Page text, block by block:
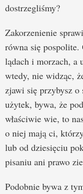
dostrzegliśmy?
Zakorzenienie
równa się
lądach i morzach, a
wtedy, nie widząc,
zjawi się przybysz
użytek, bywa, że
właściwie wie, to
o niej mają ci,
lub od dziesięciu
pisaniu ani prawo
Podobnie bywa z